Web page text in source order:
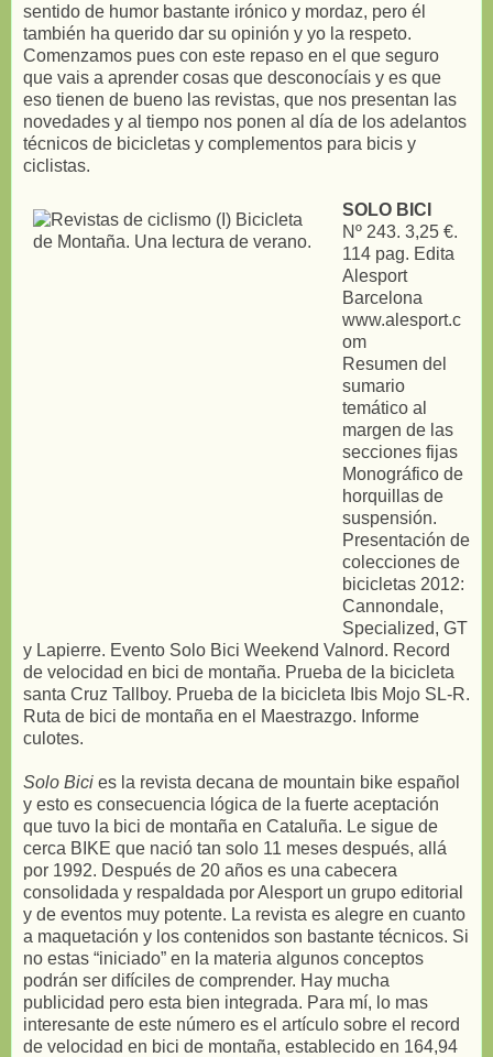
sentido de humor bastante irónico y mordaz, pero él
también ha querido dar su opinión y yo la respeto.
Comenzamos pues con este repaso en el que seguro
que vais a aprender cosas que desconocíais y es que
eso tienen de bueno las revistas, que nos presentan las
novedades y al tiempo nos ponen al día de los adelantos
técnicos de bicicletas y complementos para bicis y
ciclistas.
SOLO BICI
Nº 243. 3,25 €.
114 pag. Edita
Alesport
Barcelona
www.alesport.c
om
Resumen del
sumario
temático al
margen de las
secciones fijas
Monográfico de
horquillas de
suspensión.
Presentación de
colecciones de
bicicletas 2012:
Cannondale,
Specialized, GT
y Lapierre. Evento Solo Bici Weekend Valnord. Record
de velocidad en bici de montaña. Prueba de la bicicleta
santa Cruz Tallboy. Prueba de la bicicleta Ibis Mojo SL-R.
Ruta de bici de montaña en el Maestrazgo. Informe
culotes.
Solo Bici es la revista decana de mountain bike español
y esto es consecuencia lógica de la fuerte aceptación
que tuvo la bici de montaña en Cataluña. Le sigue de
cerca BIKE que nació tan solo 11 meses después, allá
por 1992. Después de 20 años es una cabecera
consolidada y respaldada por Alesport un grupo editorial
y de eventos muy potente. La revista es alegre en cuanto
a maquetación y los contenidos son bastante técnicos. Si
no estas “iniciado” en la materia algunos conceptos
podrán ser difíciles de comprender. Hay mucha
publicidad pero esta bien integrada. Para mí, lo mas
interesante de este número es el artículo sobre el record
de velocidad en bici de montaña, establecido en 164,94